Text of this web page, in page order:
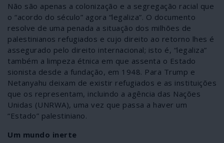
Não são apenas a colonização e a segregação racial que
o “acordo do século” agora “legaliza”. O documento
resolve de uma penada a situação dos milhões de
palestinianos refugiados e cujo direito ao retorno lhes é
assegurado pelo direito internacional; isto é, “legaliza”
também a limpeza étnica em que assenta o Estado
sionista desde a fundação, em 1948. Para Trump e
Netanyahu deixam de existir refugiados e as instituições
que os representam, incluindo a agência das Nações
Unidas (UNRWA), uma vez que passa a haver um
“Estado” palestiniano.
Um mundo inerte